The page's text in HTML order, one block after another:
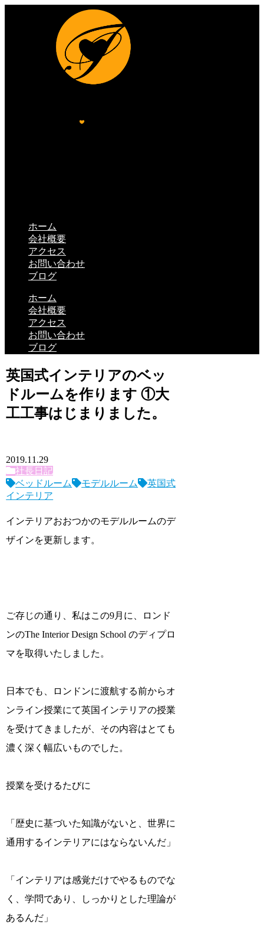
ホーム
会社概要
アクセス
お問い合わせ
ブログ
ホーム
会社概要
アクセス
お問い合わせ
ブログ
英国式インテリアのベッ
ドルームを作ります ①大
工工事はじまりました。
2019.11.29
社長日記
ベッドルーム
モデルルーム
英国式
インテリア
インテリアおおつかのモデルルームのデ
ザインを更新します。
ご存じの通り、私はこの9月に、ロンド
ンのThe Interior Design School のディプロ
マを取得いたしました。
日本でも、ロンドンに渡航する前からオ
ンライン授業にて英国インテリアの授業
を受けてきましたが、その内容はとても
濃く深く幅広いものでした。
授業を受けるたびに
「歴史に基づいた知識がないと、世界に
通用するインテリアにはならないんだ」
「インテリアは感覚だけでやるものでな
く、学問であり、しっかりとした理論が
あるんだ」